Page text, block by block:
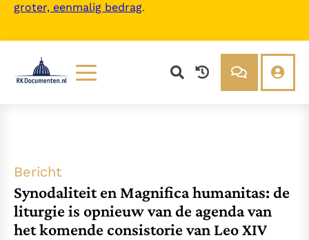
groter, eenmalig bedrag.
Thema’s
Berichten
Denzinger
Nieuwsbrief
Gebruiksvoorwaarden
Bericht
Synodaliteit en Magnifica humanitas: de
liturgie is opnieuw van de agenda van
het komende consistorie van Leo XIV